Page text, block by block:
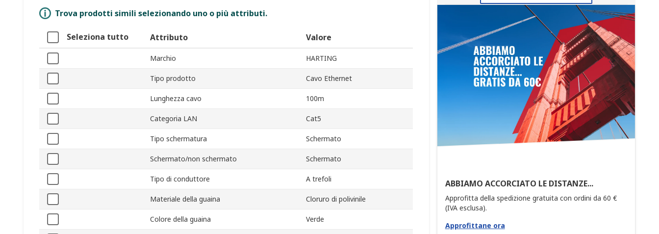
ABBIAMO ACCORCIATO LE DISTANZE...
Approfitta della spedizione gratuita con ordini da 60 €
(IVA esclusa).
Approfittane ora
Trova prodotti simili selezionando uno o più attributi.
Seleziona tutto Attributo Valore
Marchio HARTING
Tipo prodotto Cavo Ethernet
Lunghezza cavo 100m
Categoria LAN Cat5
Tipo schermatura Schermato
Schermato/non schermato Schermato
Tipo di conduttore A trefoli
Materiale della guaina Cloruro di polivinile
Colore della guaina Verde